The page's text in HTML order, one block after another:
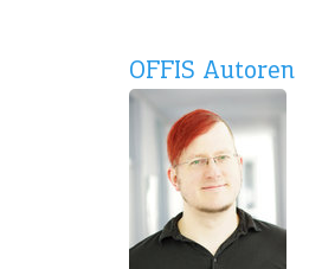
OFFIS Autoren